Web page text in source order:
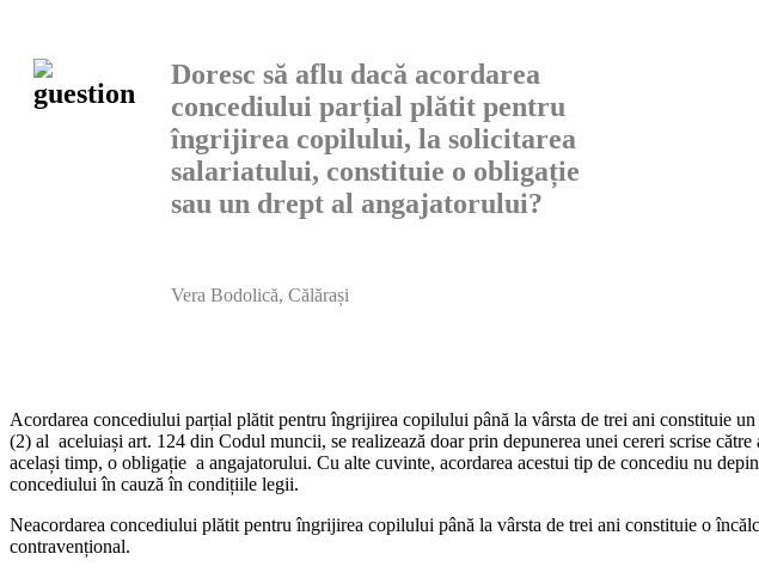
Doresc să aflu dacă acordarea
concediului parțial plă­tit pentru
îngrijirea copilului, la solicitarea
salariatului, constituie o obligație
sau un drept al angajatorului?
Vera Bodolică, Călărași
Acordarea concediului parțial plătit pentru îngrijirea copilului până la vârsta de trei ani constituie
(2) al aceluiași art. 124 din Codul muncii, se realizează doar prin depunerea unei cereri scrise
același timp, o obligație a angajatorului. Cu alte cuvinte, acorda­rea acestui tip de concediu nu
concediului în cauză în condițiile legii.
Neacordarea concediului plătit pentru îngrijirea copilului până la vârsta de trei ani constituie o
contravențional.